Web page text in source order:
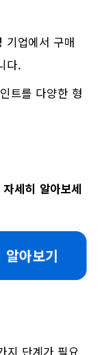
기업에서 구매
다.
트를 다양한 형
세히 알아보세
아보기
지 단계가 필요